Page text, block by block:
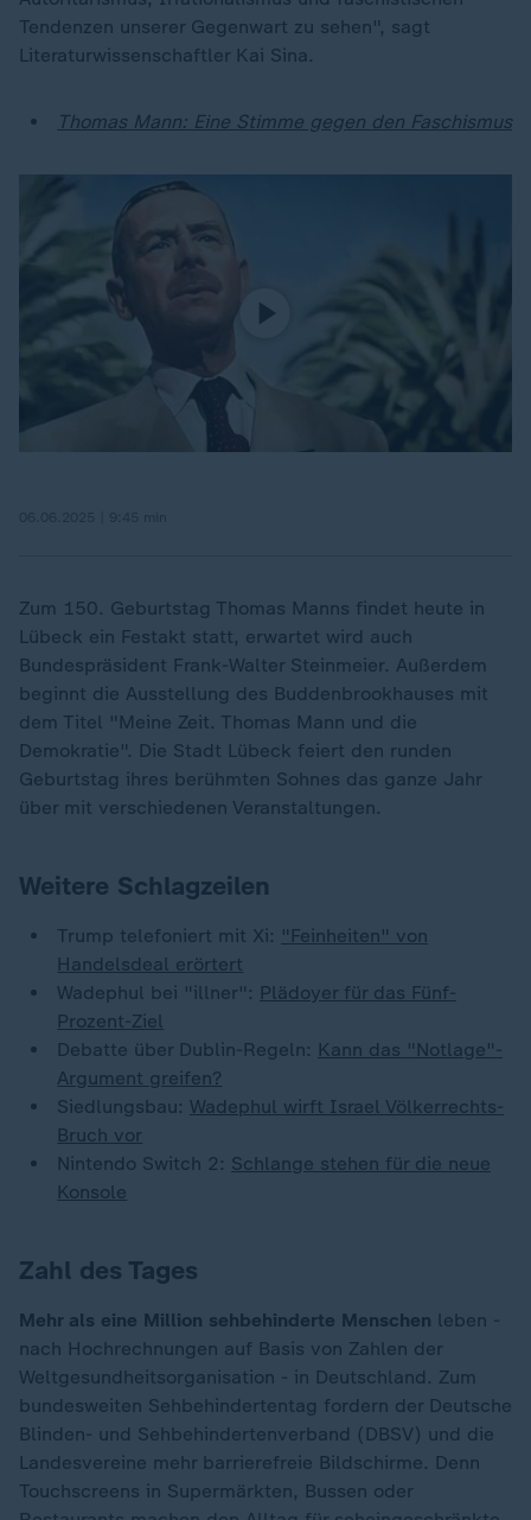
Tendenzen unserer Gegenwart zu sehen", sagt
Literaturwissenschaftler Kai Sina.
Thomas Mann: Eine Stimme gegen den Faschismus
Zum 150. Geburtstag Thomas Manns findet heute in
Lübeck ein Festakt statt, erwartet wird auch
Bundespräsident Frank-Walter Steinmeier. Außerdem
beginnt die Ausstellung des Buddenbrookhauses mit
dem Titel "Meine Zeit. Thomas Mann und die
Demokratie". Die Stadt Lübeck feiert den runden
Geburtstag ihres berühmten Sohnes das ganze Jahr
über mit verschiedenen Veranstaltungen.
Weitere Schlagzeilen
Trump telefoniert mit Xi: "Feinheiten" von
Handelsdeal erörtert
Wadephul bei "illner": Plädoyer für das Fünf-
Prozent-Ziel
Debatte über Dublin-Regeln: Kann das "Notlage"-
Argument greifen?
Siedlungsbau: Wadephul wirft Israel Völkerrechts-
Bruch vor
Nintendo Switch 2: Schlange stehen für die neue
Konsole
Zahl des Tages
Mehr als eine Million sehbehinderte Menschen leben -
nach Hochrechnungen auf Basis von Zahlen der
Weltgesundheitsorganisation - in Deutschland. Zum
bundesweiten Sehbehindertentag fordern der Deutsche
Blinden- und Sehbehindertenverband (DBSV) und die
Landesvereine mehr barrierefreie Bildschirme. Denn
Touchscreens in Supermärkten, Bussen oder